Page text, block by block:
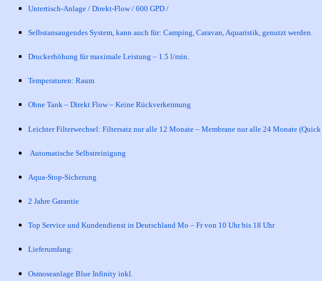
Untertisch-Anlage / Direkt-Flow / 600 GPD /
Selbstansaugendes System, kann auch für: Camping, Caravan, Aquaristik, genutzt werden.
Druckerhöhung für maximale Leistung – 1.5 l/min.
Temperaturen: Raum
Ohne Tank – Direkt Flow – Keine Rückverkeimung
Leichter Filterwechsel: Filtersatz nur alle 12 Monate – Membrane nur alle 24 Monate
Automatische Selbstreinigung
Aqua-Stop-Sicherung
2 Jahre Garantie
Top Service und Kundendienst in Deutschland Mo – Fr von 10 Uhr bis 18 Uhr
Lieferumfang:
Osmoseanlage Blue Infinity inkl.